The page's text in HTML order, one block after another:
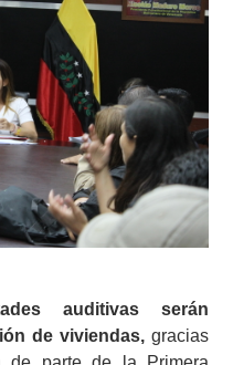
auditivas serán
de viviendas, gracias